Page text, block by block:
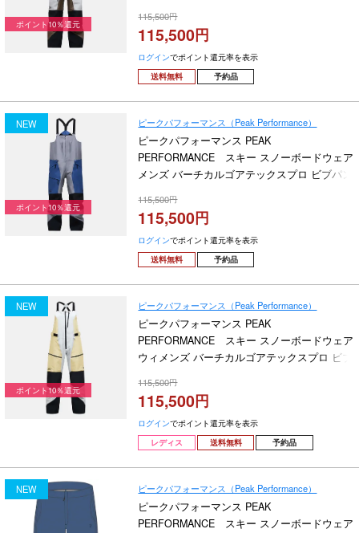
070 2026-2027
115,500
115,500
ログインでポイント還元率を表示
送料無料
予約品
ポイント10％還元
NEW ピークパフォーマンス（Peak Performance）
ピークパフォーマンス PEAK
PERFORMANCE スキー スノーボードウェア
メンズ バーチカルゴアテックスプロ ビブパン
060 2026-2027
115,500
115,500
ログインでポイント還元率を表示
送料無料
予約品
ポイント10％還元
NEW ピークパフォーマンス（Peak Performance）
ピークパフォーマンス PEAK
PERFORMANCE スキー スノーボードウェア
ウィメンズ バーチカルゴアテックスプロ ビブ
G80473-060 2026-2027
115,500
115,500
ログインでポイント還元率を表示
レディス
送料無料 予約品
ポイント10％還元
NEW ピークパフォーマンス（Peak Performance）
ピークパフォーマンス PEAK
PERFORMANCE スキー スノーボードウェア